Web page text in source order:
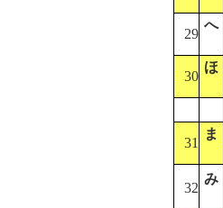
29
へ
30
ほ
31
ま
32
み